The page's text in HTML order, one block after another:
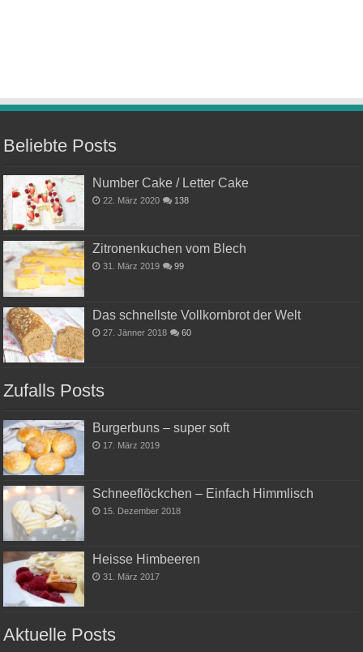
Beliebte Posts
Number Cake / Letter Cake
22. März 2020 138
Zitronenkuchen vom Blech
31. März 2019 99
Das schnellste Vollkornbrot der Welt
27. Jänner 2018 60
Zufalls Posts
Burgerbuns – super soft
17. März 2019
Schneeflöckchen – Einfach Himmlisch
15. Dezember 2018
Heisse Himbeeren
31. März 2017
Aktuelle Posts